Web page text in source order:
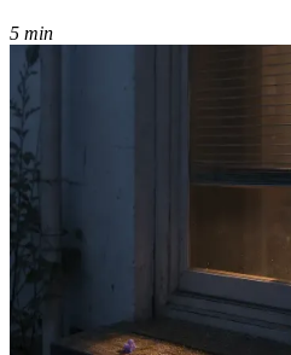
5 min